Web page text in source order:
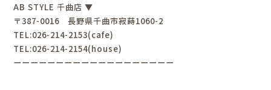
AB STYLE千曲店 ▼
〒387-0016 長野県千曲市寂蒔1060-2
TEL:026-214-2153(cafe)
TEL:026-214-2154(house)
ーーーーーーーーーーーーーーーーーーー